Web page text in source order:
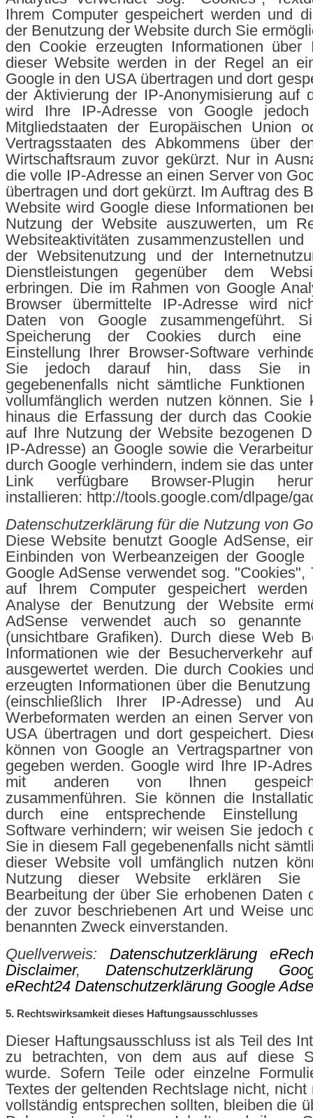
Ihrem Computer gespeichert werden und
der Benutzung der Website durch Sie
den Cookie erzeugten Informationen über
dieser Website werden in der Regel an
Google in den USA übertragen und dort
der Aktivierung der IP-Anonymisierung auf
wird Ihre IP-Adresse von Google
Mitgliedstaaten der Europäischen Union
Vertragsstaaten des Abkommens über
Wirtschaftsraum zuvor gekürzt. Nur in
die volle IP-Adresse an einen Server von
übertragen und dort gekürzt. Im Auftrag des
Website wird Google diese Informationen
Nutzung der Website auszuwerten, um
Websiteaktivitäten zusammenzustellen
der Websitenutzung und der
Dienstleistungen gegenüber dem
erbringen. Die im Rahmen von Google
Browser übermittelte IP-Adresse wird
Daten von Google zusammengeführt.
Speicherung der Cookies durch eine
Einstellung Ihrer Browser-Software
Sie jedoch darauf hin, dass Sie
gegebenenfalls nicht sämtliche
vollumfänglich werden nutzen können. Sie
hinaus die Erfassung der durch das
auf Ihre Nutzung der Website bezogenen
IP-Adresse) an Google sowie die
durch Google verhindern, indem sie das
Link verfügbare Browser-Plugin
installieren: http://tools.google.com/dlpage/
Datenschutzerklärung für die Nutzung von
Diese Website benutzt Google AdSense,
Einbinden von Werbeanzeigen der Google
Google AdSense verwendet sog. "Cookies",
auf Ihrem Computer gespeichert
Analyse der Benutzung der Website
AdSense verwendet auch so genannte
(unsichtbare Grafiken). Durch diese Web
Informationen wie der Besucherverkehr
ausgewertet werden. Die durch Cookies
erzeugten Informationen über die
(einschließlich Ihrer IP-Adresse) und
Werbeformaten werden an einen Server
USA übertragen und dort gespeichert.
können von Google an Vertragspartner
gegeben werden. Google wird Ihre IP-
mit anderen von Ihnen
zusammenführen. Sie können die
durch eine entsprechende Einstellung
Software verhindern; wir weisen Sie jedoch
Sie in diesem Fall gegebenenfalls nicht
dieser Website voll umfänglich nutzen
Nutzung dieser Website erklären
Bearbeitung der über Sie erhobenen Daten
der zuvor beschriebenen Art und Weise
benannten Zweck einverstanden.
Quellverweis: Datenschutzerklärung
Disclaimer,Datenschutzerklärung
eRecht24 Datenschutzerklärung Google
5. Rechtswirksamkeit dieses Haftungsausschlusses
Dieser Haftungsausschluss ist als Teil des
zu betrachten, von dem aus auf diese
wurde. Sofern Teile oder einzelne
Textes der geltenden Rechtslage nicht, nicht
vollständig entsprechen sollten, bleiben die